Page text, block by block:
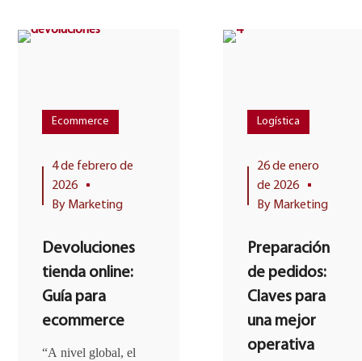
Ecommerce
4 de febrero de
2026
By Marketing
Devoluciones
tienda online:
Guía para
ecommerce
“A nivel global, el
Logística
26 de enero
de 2026
By Marketing
Preparación
de pedidos:
Claves para
una mejor
operativa